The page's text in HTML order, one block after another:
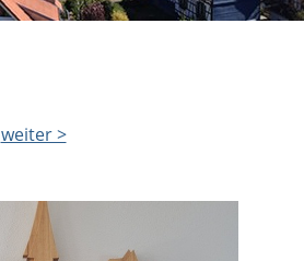
weiter >